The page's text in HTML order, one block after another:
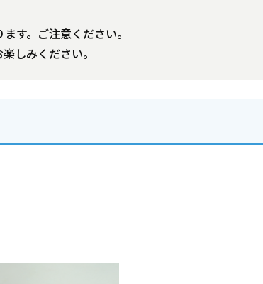
す。ご注意ください。
しみください。